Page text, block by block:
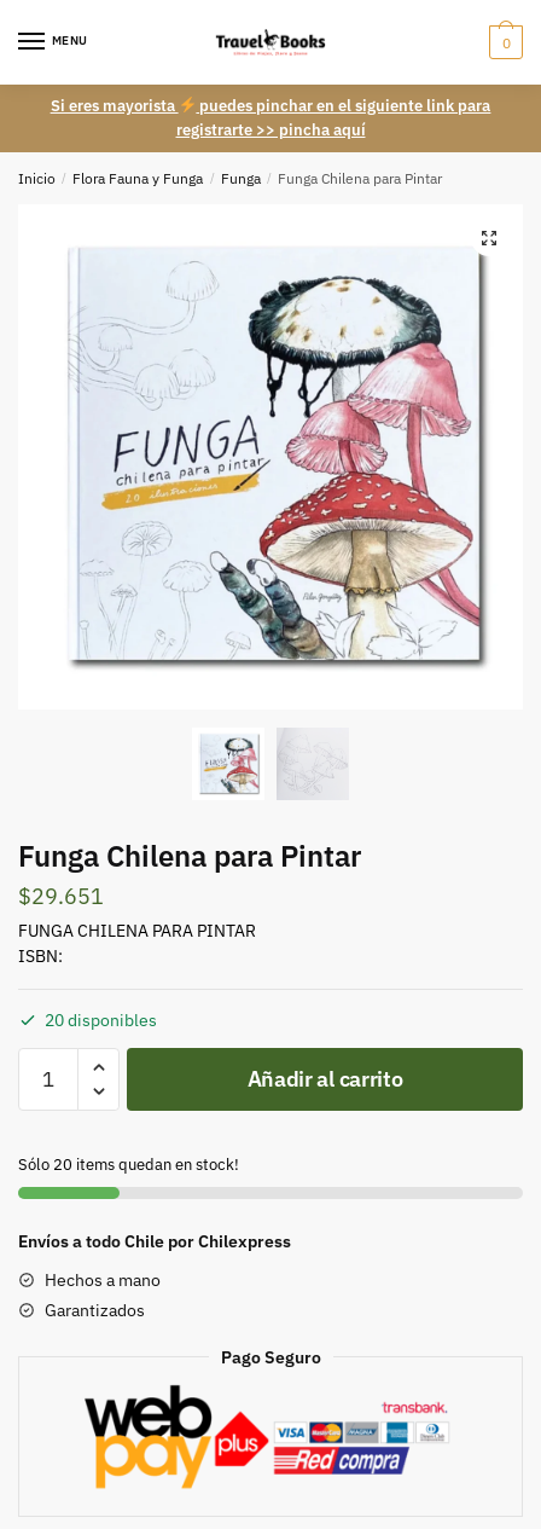
MENU 0
Si eres mayorista
puedes pinchar en el siguiente link para
registrarte >> pincha aquí
Inicio / Flora Fauna y Funga / Funga / Funga Chilena para Pintar
Funga Chilena para Pintar
$29.651
FUNGA CHILENA PARA PINTAR
ISBN:
20 disponibles
Chilena
cantidad
Añadir al carrito
Sólo 20 items quedan en stock!
Envíos a todo Chile por Chilexpress
Hechos a mano
Garantizados
Pago Seguro